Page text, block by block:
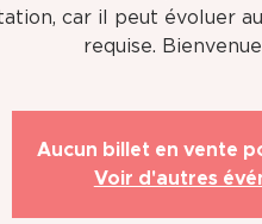
car il peut évoluer
Aucun billet en vente
Voir d'autres